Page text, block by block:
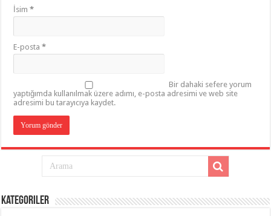
İsim*
E-posta*
Bir dahaki sefere yorum
yaptığımda kullanılmak üzere adımı, e-posta adresimi ve web site
adresimi bu tarayıcıya kaydet.
Kategoriler